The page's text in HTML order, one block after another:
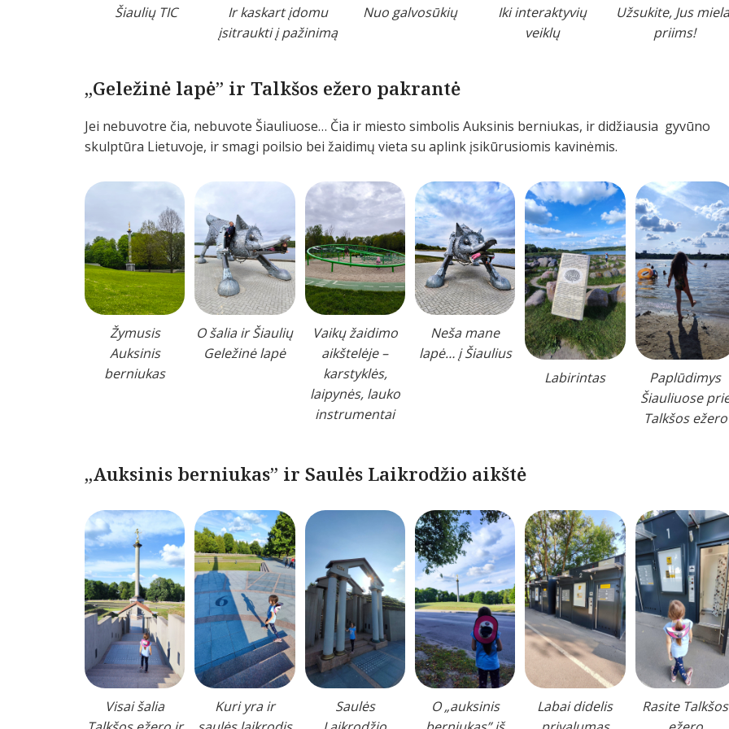
Šiaulių TIC
Ir kaskart įdomu
įsitraukti į pažinimą
Nuo galvosūkių
Iki interaktyvių
veiklų
Užsukite, Jus
priims!
„Geležinė lapė” ir Talkšos ežero pakrantė
Jei nebuvotre čia, nebuvote Šiauliuose… Čia ir miesto simbolis Auksinis berniukas, ir didžiausia gyvūno
skulptūra Lietuvoje, ir smagi poilsio bei žaidimų vieta su aplink įsikūrusiomis kavinėmis.
Žymusis
Auksinis
berniukas
O šalia ir Šiaulių
Geležinė lapė
Vaikų žaidimo
aikštelėje –
karstyklės,
laipynės, lauko
instrumentai
Neša mane
lapė… į Šiaulius
Labirintas
Paplūdimys
Šiauliuose
Talkšos ežero
„Auksinis berniukas” ir Saulės Laikrodžio aikštė
Visai šalia
Kuri yra ir
Saulės
O „auksinis
Labai didelis
Rasite Talkšos